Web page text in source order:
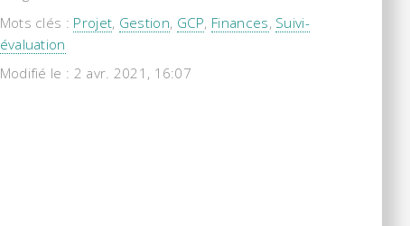
Mots clés : Projet, Gestion, GCP, Finances, Suivi-
évaluation
Modifié le : 2 avr. 2021, 16:07